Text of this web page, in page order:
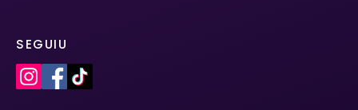
SEGUIU